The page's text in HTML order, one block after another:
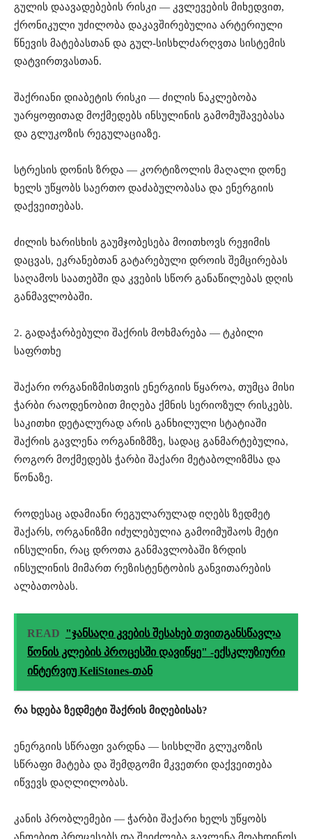
გულის დაავადებების რისკი — კვლევების მიხედვით,
ქრონიკული უძილობა დაკავშირებულია არტერიული
წნევის მატებასთან და გულ-სისხლძარღვთა სისტემის
დატვირთვასთან.
შაქრიანი დიაბეტის რისკი — ძილის ნაკლებობა
უარყოფითად მოქმედებს ინსულინის გამომუშავებასა
და გლუკოზის რეგულაციაზე.
სტრესის დონის ზრდა — კორტიზოლის მაღალი დონე
ხელს უწყობს საერთო დაძაბულობასა და ენერგიის
დაქვეითებას.
ძილის ხარისხის გაუმჯობესება მოითხოვს რეჟიმის
დაცვას, ეკრანებთან გატარებული დროის შემცირებას
საღამოს საათებში და კვების სწორ განაწილებას დღის
განმავლობაში.
2. გადაჭარბებული შაქრის მოხმარება — ტკბილი
საფრთხე
შაქარი ორგანიზმისთვის ენერგიის წყაროა, თუმცა მისი
ჭარბი რაოდენობით მიღება ქმნის სერიოზულ რისკებს.
საკითხი დეტალურად არის განხილული სტატიაში
შაქრის გავლენა ორგანიზმზე, სადაც განმარტებულია,
როგორ მოქმედებს ჭარბი შაქარი მეტაბოლიზმსა და
წონაზე.
როდესაც ადამიანი რეგულარულად იღებს ზედმეტ
შაქარს, ორგანიზმი იძულებულია გამოიმუშაოს მეტი
ინსულინი, რაც დროთა განმავლობაში ზრდის
ინსულინის მიმართ რეზისტენტობის განვითარების
ალბათობას.
READ "ჯანსაღი კვების შესახებ თვითგანსწავლა
წონის კლების პროცესში დავიწყე" -ექსკლუზიური
ინტერვიუ KeliStones-თან
რა ხდება ზედმეტი შაქრის მიღებისას?
ენერგიის სწრაფი ვარდნა — სისხლში გლუკოზის
სწრაფი მატება და შემდგომი მკვეთრი დაქვეითება
იწვევს დაღლილობას.
კანის პრობლემები — ჭარბი შაქარი ხელს უწყობს
ანთებით პროცესებს და შეიძლება გავლენა მოახდინოს